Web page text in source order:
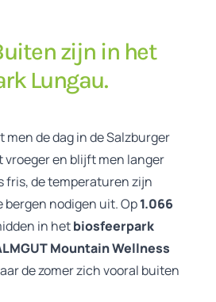
zijn in het
Lungau.
men de dag in de Salzburger
vroeger en blijft men langer
fris, de temperaturen zijn
bergen nodigen uit. Op1.066
in hetbiosfeerpark
Mountain Wellness
de zomer zich vooral buiten